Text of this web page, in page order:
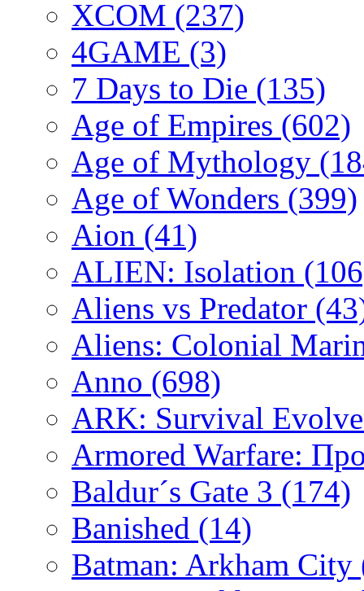
XCOM (237)
4GAME (3)
7 Days to Die (135)
Age of Empires (602)
Age of Mythology
Age of Wonders (399)
Aion (41)
ALIEN: Isolation
Aliens vs Predator
Aliens: Colonial
Anno (698)
ARK: Survival
Armored Warfare:
Baldur´s Gate 3 (174)
Banished (14)
Batman: Arkham City